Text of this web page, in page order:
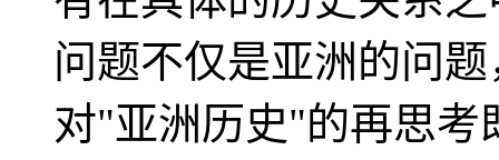
问题不仅是亚洲的问
对"亚洲历史"的再思考